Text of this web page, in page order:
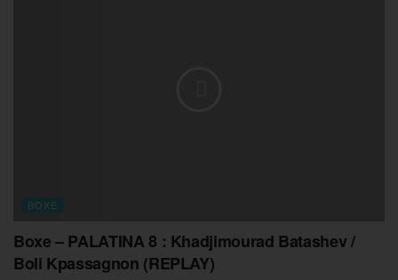
BOXE
Boxe – PALATINA 8 : Khadjimourad Batashev /
Boli Kpassagnon (REPLAY)